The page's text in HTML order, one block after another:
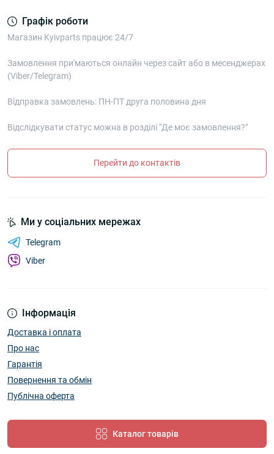
Графік роботи
Магазин Kyivparts працює 24/7
Замовлення при'маються онлайн через сайт або в месенджерах
(Viber/Telegram)
Відправка замовлень: ПН-ПТ друга половина дня
Відслідкувати статус можна в розділі "Де моє замовлення?"
Перейти до контактів
Інформація
Доставка і оплата
Про нас
Гарантія
Повернення та обмін
Публічна оферта
Каталог товарів
Ми у соціальних мережах
Telegram
Viber